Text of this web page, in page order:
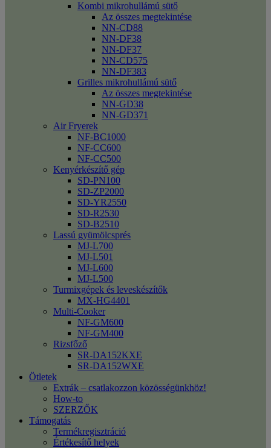
Kombi mikrohullámú sütő
Az összes megtekintése
NN-CD88
NN-DF38
NN-DF37
NN-CD575
NN-DF383
Grilles mikrohullámú sütő
Az összes megtekintése
NN-GD38
NN-GD371
Air Fryerek
NF-BC1000
NF-CC600
NF-CC500
Kenyérkészítő gép
SD-PN100
SD-ZP2000
SD-YR2550
SD-R2530
SD-B2510
Lassú gyümölcsprés
MJ-L700
MJ-L501
MJ-L600
MJ-L500
Turmixgépek és leveskészítők
MX-HG4401
Multi-Cooker
NF-GM600
NF-GM400
Rizsfőző
SR-DA152KXE
SR-DA152WXE
Ötletek
Extrák – csatlakozzon közösségünkhöz!
How-to
SZERZŐK
Támogatás
Termékregisztráció
Értékesítő helyek